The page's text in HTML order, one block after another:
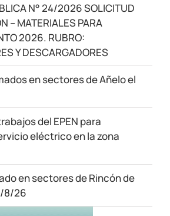
N° 24/2026 SOLICITUD
– MATERIALES PARA
2026. RUBRO:
Y DESCARGADORES
en sectores de Añelo el
del EPEN para
eléctrico en la zona
en sectores de Rincón de
8/26